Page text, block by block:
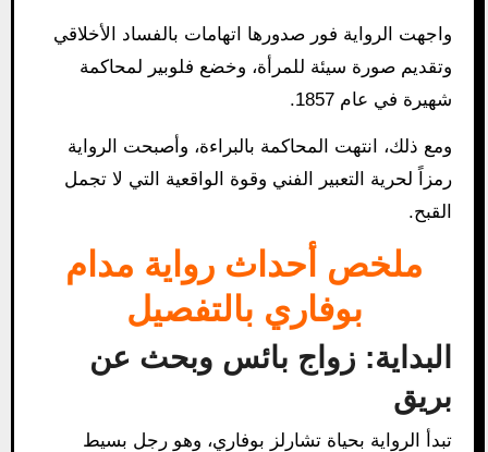
واجهت الرواية فور صدورها اتهامات بالفساد الأخلاقي
وتقديم صورة سيئة للمرأة، وخضع فلوبير لمحاكمة
شهيرة في عام 1857.
ومع ذلك، انتهت المحاكمة بالبراءة، وأصبحت الرواية
رمزاً لحرية التعبير الفني وقوة الواقعية التي لا تجمل
القبح.
ملخص أحداث رواية مدام
بوفاري بالتفصيل
البداية: زواج بائس وبحث عن
بريق
تبدأ الرواية بحياة تشارلز بوفاري، وهو رجل بسيط